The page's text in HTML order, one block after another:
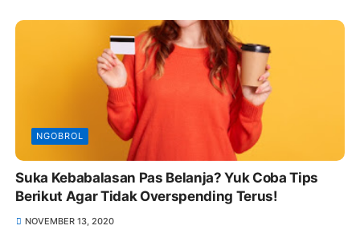
NGOBROL
Suka Kebabalasan Pas Belanja? Yuk Coba Tips
Berikut Agar Tidak Overspending Terus!
NOVEMBER 13, 2020